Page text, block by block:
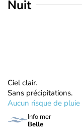
Nuit
Ciel clair.
Sans précipitations.
Aucun risque de pluie
Info mer
Belle